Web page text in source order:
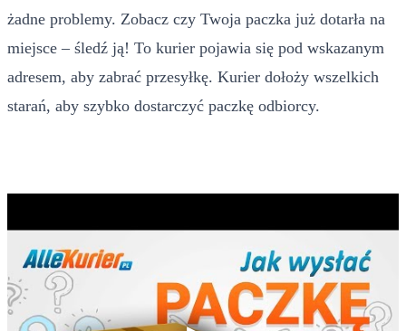
żadne problemy. Zobacz czy Twoja paczka już dotarła na
miejsce – śledź ją! To kurier pojawia się pod wskazanym
adresem, aby zabrać przesyłkę. Kurier dołoży wszelkich
starań, aby szybko dostarczyć paczkę odbiorcy.